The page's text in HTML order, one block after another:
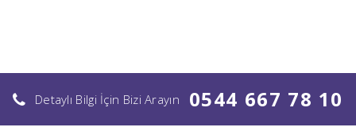
Detaylı Bilgi İçin Bizi Arayın 0544 667 78 10